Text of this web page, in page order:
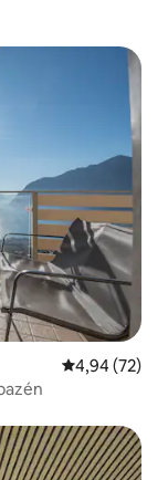
Priemerné
4,94 (72)